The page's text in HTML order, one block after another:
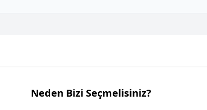
Neden Bizi Seçmelisiniz?